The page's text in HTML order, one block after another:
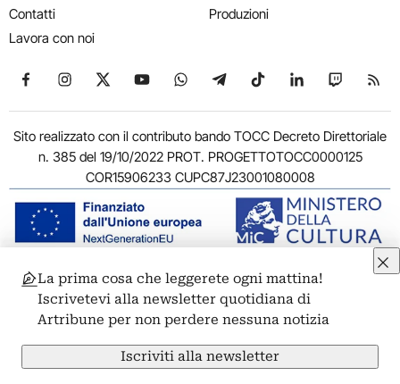
Contatti
Lavora con noi
Produzioni
Seguici su Facebook
Seguici su Instagram
Seguici su X
Seguici su YouTube
Seguici su WhatsApp
Seguici su Telegram
Seguici su TikTok
Seguici su
Seguici
Sito realizzato con il contributo bando TOCC Decreto Direttoriale
n. 385 del 19/10/2022 PROT. PROGETTOTOCC0000125
COR15906233 CUPC87J23001080008
© 2011-2026 ARTRIBUNE srl – Corso Vittorio Emanuele II, 287 –
00186 Roma - P.I. 11381581005
Privacy: Responsabile della protezione dei dati personali
ARTRIBUNE srl – Corso Vittorio Emanuele II, 287 – 00186 Roma
Termini e condizioniPrivacy PolicyCookie PolicyCredits
La prima cosa che leggerete ogni mattina!
Iscrivetevi alla newsletter quotidiana di
Artribune per non perdere nessuna notizia
Iscriviti alla newsletter